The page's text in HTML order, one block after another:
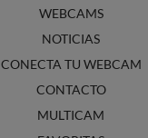
WEBCAMS
NOTICIAS
CONECTA TU WEBCAM
CONTACTO
MULTICAM